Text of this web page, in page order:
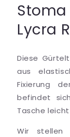
Lycra
Diese
aus
Fixierung
befindet
Tasche
Wir stellen